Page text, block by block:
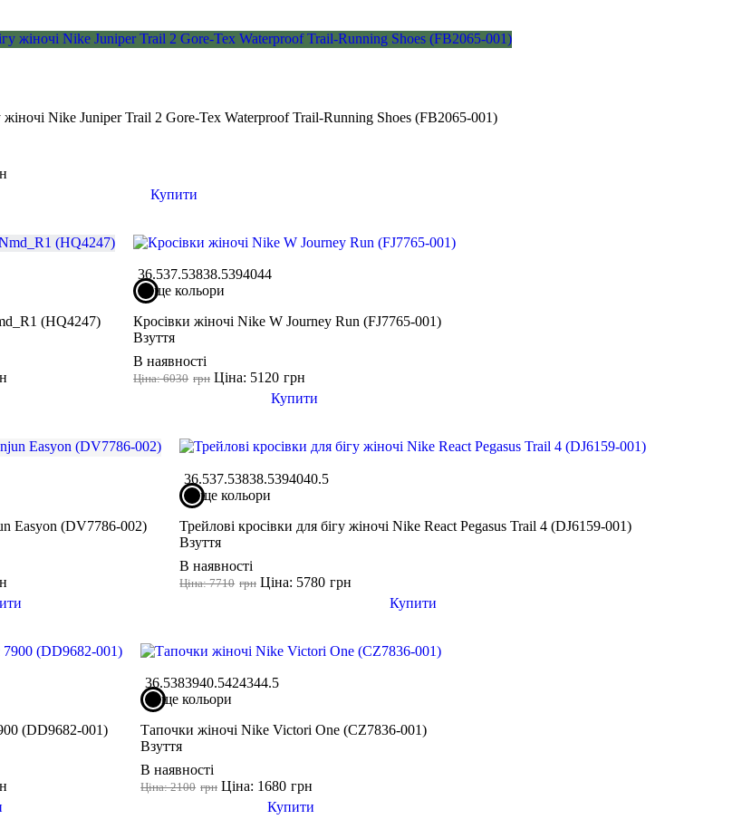
жіночі Nike Juniper Trail 2 Gore-Tex Waterproof Trail-Running Shoes (FB2065-001)
Купити
(HQ4247)
36.537.53838.5394044
ще кольори
Кросівки жіночі Nike W Journey Run (FJ7765-001)
Взуття
В наявності
грн
Ціна: 6030 грн
Ціна: 5120
Купити
Easyon (DV7786-002)
36.537.53838.5394040.5
ще кольори
Трейлові кросівки для бігу жіночі Nike React Pegasus Trail 4 (DJ6159-001)
Взуття
В наявності
грн
Ціна: 7710 грн
Ціна: 5780
Купити
(DD9682-001)
36.5383940.5424344.5
ще кольори
Тапочки жіночі Nike Victori One (CZ7836-001)
Взуття
В наявності
грн
Ціна: 2100 грн
Ціна: 1680
Купити